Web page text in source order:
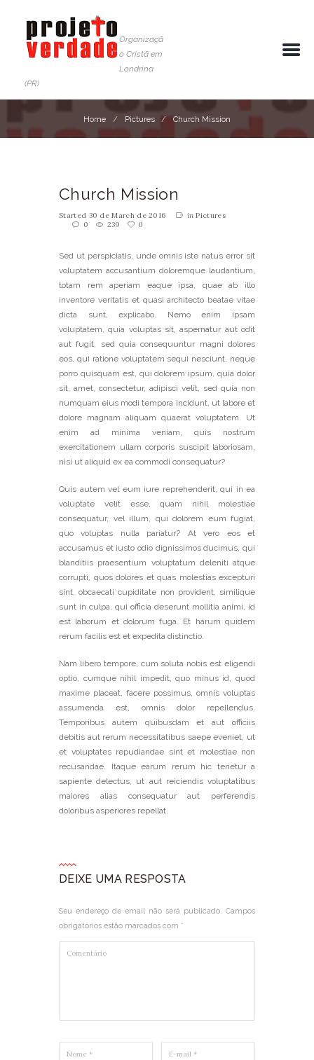
Organizaçã
o Cristã em
Londrina
(PR)
Home Pictures Church Mission
Church Mission
Started 30 de March de 2016 inPictures
0
239 0
Sed ut perspiciatis, unde omnis iste natus error sit
voluptatem accusantium doloremque laudantium,
totam rem aperiam eaque ipsa, quae ab illo
inventore veritatis et quasi architecto beatae vitae
dicta sunt, explicabo. Nemo enim ipsam
voluptatem, quia voluptas sit, aspernatur aut odit
aut fugit, sed quia consequuntur magni dolores
eos, qui ratione voluptatem sequi nesciunt, neque
porro quisquam est, qui dolorem ipsum, quia dolor
sit, amet, consectetur, adipisci velit, sed quia non
numquam eius modi tempora incidunt, ut labore et
dolore magnam aliquam quaerat voluptatem. Ut
enim ad minima veniam, quis nostrum
exercitationem ullam corporis suscipit laboriosam,
nisi ut aliquid ex ea commodi consequatur?
Quis autem vel eum iure reprehenderit, qui in ea
voluptate velit esse, quam nihil molestiae
consequatur, vel illum, qui dolorem eum fugiat,
quo voluptas nulla pariatur? At vero eos et
accusamus et iusto odio dignissimos ducimus, qui
blanditiis praesentium voluptatum deleniti atque
corrupti, quos dolores et quas molestias excepturi
sint, obcaecati cupiditate non provident, similique
sunt in culpa, qui officia deserunt mollitia animi, id
est laborum et dolorum fuga. Et harum quidem
rerum facilis est et expedita distinctio.
Nam libero tempore, cum soluta nobis est eligendi
optio, cumque nihil impedit, quo minus id, quod
maxime placeat, facere possimus, omnis voluptas
assumenda est, omnis dolor repellendus.
Temporibus autem quibusdam et aut officiis
debitis aut rerum necessitatibus saepe eveniet, ut
et voluptates repudiandae sint et molestiae non
recusandae. Itaque earum rerum hic tenetur a
sapiente delectus, ut aut reiciendis voluptatibus
maiores alias consequatur aut perferendis
doloribus asperiores repellat.
DEIXE UMA RESPOSTA
Seu endereço de email não será publicado. Campos
obrigatórios estão marcados com *